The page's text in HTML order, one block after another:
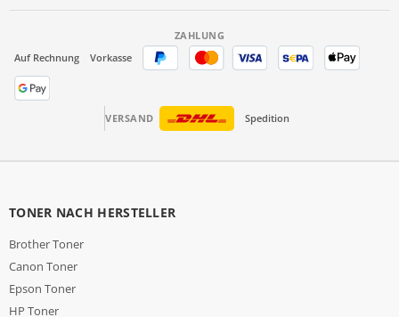
ZAHLUNG
Auf Rechnung
Vorkasse
VERSAND Spedition
TONER NACH HERSTELLER
Brother Toner
Canon Toner
Epson Toner
HP Toner